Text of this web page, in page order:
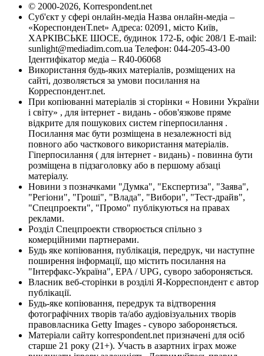
© 2000-2026, Korrespondent.net
Суб'єкт у сфері онлайн-медіа Назва онлайн-медіа –
«КореспонденТ.net» Адреса: 02091, місто Київ,
ХАРКІВСЬКЕ ШОСЕ, будинок 172-Б, офіс 208/1 E-mail:
sunlight@mediadim.com.ua Телефон: 044-205-43-00
Ідентифікатор медіа – R40-06068
Використання будь-яких матеріалів, розміщених на
сайті, дозволяється за умови посилання на
Корреспондент.net.
При копіюванні матеріалів зі сторінки « Новини України
і світу» , для інтернет - видань - обов'язкове пряме
відкрите для пошукових систем гіперпосилання .
Посилання має бути розміщена в незалежності від
повного або часткового використання матеріалів.
Гіперпосилання ( для інтернет - видань) - повинна бути
розміщена в підзаголовку або в першому абзаці
матеріалу.
Новини з позначками "Думка", "Експертиза", "Заява",
"Регіони", "Гроші", "Влада", "Вибори", "Тест-драйв",
"Спецпроекти", "Промо" публікуються на правах
реклами.
Розділ Спецпроекти створюється спільно з
комерційними партнерами.
Будь яке копіювання, публікація, передрук, чи наступне
поширення інформації, що містить посилання на
"Інтерфакс-Україна", EPA / UPG, суворо забороняється.
Власник веб-сторінки в розділі Я-Корреспондент є автор
публікації.
Будь-яке копіювання, передрук та відтворення
фотографічних творів та/або аудіовізуальних творів
правовласника Getty Images - суворо забороняється.
Матеріали сайту korrespondent.net призначені для осіб
старше 21 року (21+). Участь в азартних іграх може